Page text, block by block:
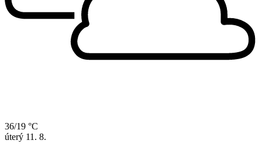
36/19 °C
úterý 11. 8.